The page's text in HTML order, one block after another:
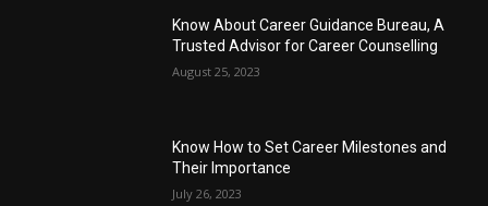
Know About Career Guidance Bureau, A
Trusted Advisor for Career Counselling
August 25, 2023
Know How to Set Career Milestones and
Their Importance
July 26, 2023